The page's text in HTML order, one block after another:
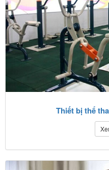
Thiết bị thể